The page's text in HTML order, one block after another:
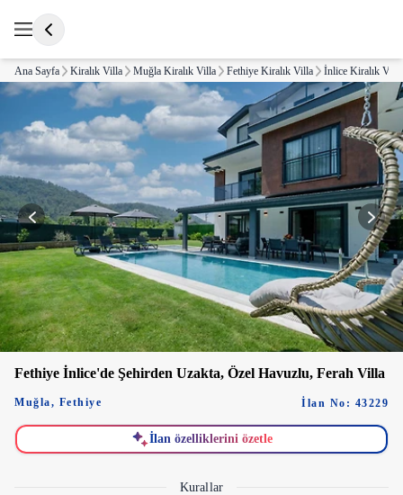
Ana Sayfa Kiralık Villa Muğla Kiralık Villa Fethiye Kiralık Villa İnlice Kiralık Villa
Fethiye İnlice'de Şehirden Uzakta, Özel Havuzlu, Ferah Villa
Muğla, Fethiye İlan No: 43229
İlan özelliklerini özetle
Kurallar